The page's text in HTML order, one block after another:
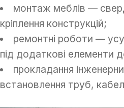
монтаж меблів —
кріплення конструкцій;
ремонтні роботи —
під додаткові елементи
прокладання
встановлення труб,